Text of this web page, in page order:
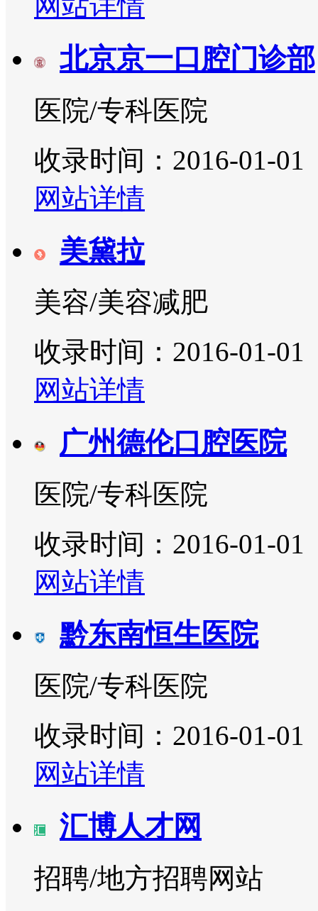
网站详情
北京京一口腔门诊部
医院/专科医院
收录时间：2016-01-01
网站详情
美黛拉
美容/美容减肥
收录时间：2016-01-01
网站详情
广州德伦口腔医院
医院/专科医院
收录时间：2016-01-01
网站详情
​黔东南恒生医院
医院/专科医院
收录时间：2016-01-01
网站详情
汇博人才网
招聘/地方招聘网站